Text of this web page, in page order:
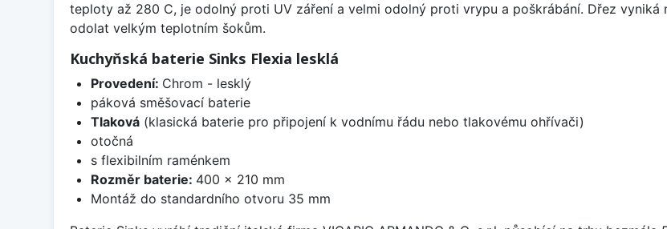
teploty až 280 C, je odolný proti UV záření a velmi odolný proti vrypu a poškrábání. Dřez
odolat velkým teplotním šokům.
Kuchyňská baterie Sinks Flexia lesklá
Provedení: Chrom - lesklý
páková směšovací baterie
Tlaková(klasická baterie pro připojení k vodnímu řádu nebo tlakovému ohřívači)
otočná
s flexibilním raménkem
Rozměr baterie: 400 x 210 mm
Montáž do standardního otvoru 35 mm